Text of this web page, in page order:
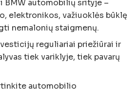
BMW automobilių srityje –
elektronikos, važiuoklės būklę
nemalonių staigmenų.
reguliariai priežiūrai ir
tiek variklyje, tiek pavarų
automobilio